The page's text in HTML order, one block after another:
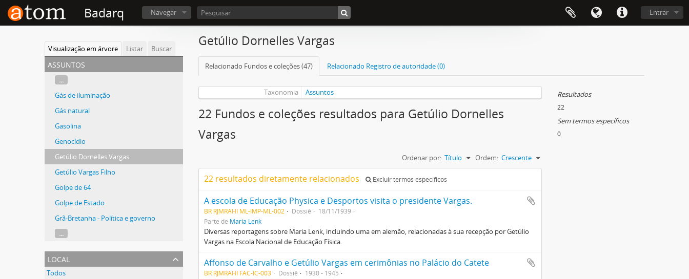
Badarq Navegar Entrar
Visualização em árvore Listar Buscar
assuntos
...
Gás de iluminação
Gás natural
Gasolina
Genocídio
Getúlio Dornelles Vargas
Getúlio Vargas Filho
Golpe de 64
Golpe de Estado
Grã-Bretanha - Política e governo
...
local
Todos
Getúlio Dornelles Vargas
Relacionado Fundos e coleções (47) Relacionado Registro de autoridade (0)
Taxonomia Assuntos
22 Fundos e coleções resultados para Getúlio Dornelles
Vargas
Ordenar por: Título Ordem: Crescente
22 resultados diretamente relacionados Excluir termos específicos
A escola de Educação Physica e Desportos visita o presidente Vargas.
BR RJMRAHI ML-IMP-ML-002 Dossiê
18/11/1939
Parte de Maria Lenk
Diversas reportagens sobre Maria Lenk, incluindo uma em alemão, relacionadas à sua recepção por Getúlio
Vargas na Escola Nacional de Educação Física.
Affonso de Carvalho e Getúlio Vargas em cerimônias no Palácio do Catete
BR RJMRAHI FAC-IC-003 Dossiê
1930 - 1945
Resultados
22
Sem termos específicos
0